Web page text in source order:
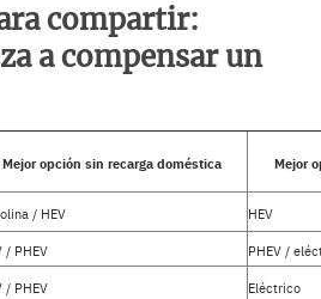
compartir:
a compensar un
Mejor opción sin recarga doméstica Mejor
/ HEV HEV
/ PHEV PHEV /
/ PHEV Eléctrico